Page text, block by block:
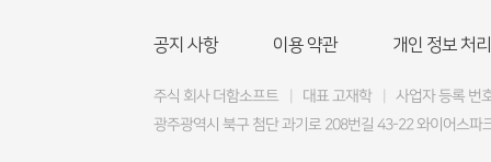
공지 사항 이용 약관 개인 정보 처
주식 회사 더함소프트 대표 고재학 사업자 등록 번
광주광역시 북구 첨단 과기로 208번길 43-22 와이어스파